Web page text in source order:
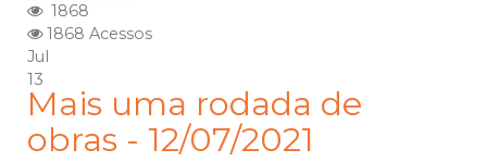
1868
1868 Acessos
Jul
13
Mais uma rodada de
obras - 12/07/2021